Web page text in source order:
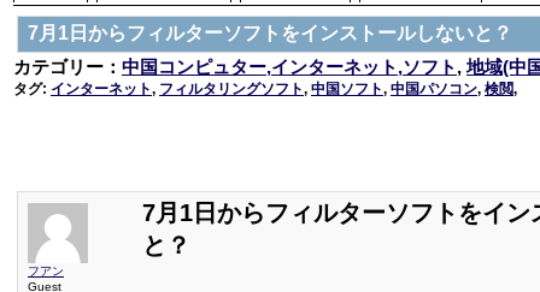
7月1日からフィルターソフトをインストールしないと？
カテゴリー： 中国コンピュター,インターネット,ソフト ,地域(中
タグ: インターネット, フィルタリングソフト, 中国ソフト, 中国パソコン, 検閲,
フアン
Guest
7月1日からフィルターソフトをイン
と？